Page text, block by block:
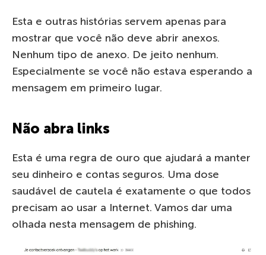
Esta e outras histórias servem apenas para
mostrar que você não deve abrir anexos.
Nenhum tipo de anexo. De jeito nenhum.
Especialmente se você não estava esperando a
mensagem em primeiro lugar.
Não abra links
Esta é uma regra de ouro que ajudará a manter
seu dinheiro e contas seguros. Uma dose
saudável de cautela é exatamente o que todos
precisam ao usar a Internet. Vamos dar uma
olhada nesta mensagem de phishing.